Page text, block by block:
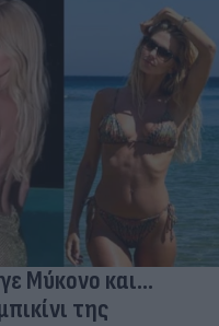
Μύκονο και...
της